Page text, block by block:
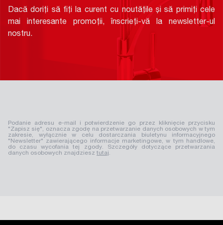
Dacă doriți să fiți la curent cu noutățile și să primiți cele
mai interesante promoții, înscrieți-vă la newsletter-ul
nostru.
Podanie adresu e-mail i potwierdzenie go przez kliknięcie przycisku
"Zapisz się", oznacza zgodę na przetwarzanie danych osobowych w tym
zakresie, wyłącznie w celu dostarczania biuletynu informacyjnego
"Newsletter" zawierającego informacje marketingowe, w tym handlowe,
do czasu wycofania tej zgody. Szczegóły dotyczące przetwarzania
danych osobowych znajdziesz tutaj.